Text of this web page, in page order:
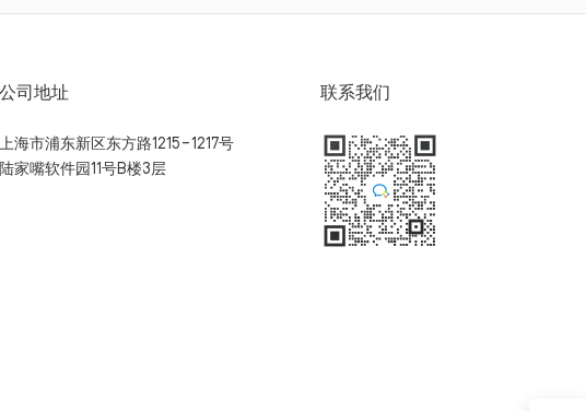
公司地址
上海市浦东新区东方路1215-1217号
陆家嘴软件园11号B楼3层
联系我们